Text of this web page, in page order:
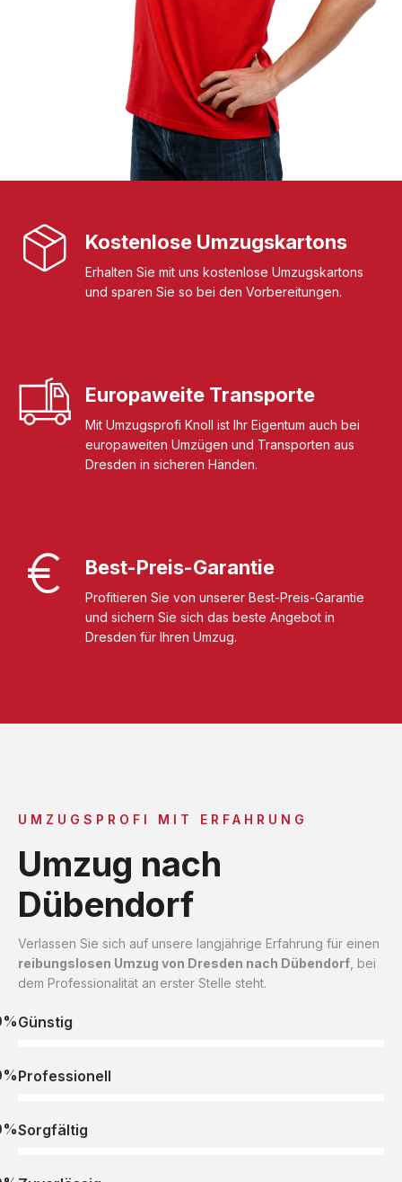
Kostenlose Umzugskartons
Erhalten Sie mit uns kostenlose Umzugskartons
und sparen Sie so bei den Vorbereitungen.
Europaweite Transporte
Mit Umzugsprofi Knoll ist Ihr Eigentum auch bei
europaweiten Umzügen und Transporten aus
Dresden in sicheren Händen.
Best-Preis-Garantie
Profitieren Sie von unserer Best-Preis-Garantie
und sichern Sie sich das beste Angebot in
Dresden für Ihren Umzug.
UMZUGSPROFI MIT ERFAHRUNG
Umzug nach
Dübendorf
Verlassen Sie sich auf unsere langjährige Erfahrung für einen
reibungslosen Umzug von Dresden nach Dübendorf , bei
dem Professionalität an erster Stelle steht.
Günstig
Professionell
Sorgfältig